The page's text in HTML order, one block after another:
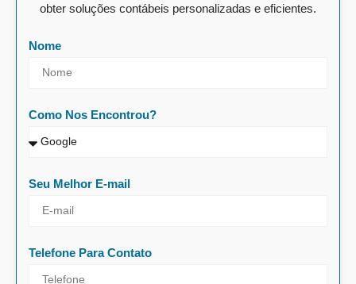
obter soluções contábeis personalizadas e eficientes.
Nome
Como Nos Encontrou?
Seu Melhor E-mail
Telefone Para Contato